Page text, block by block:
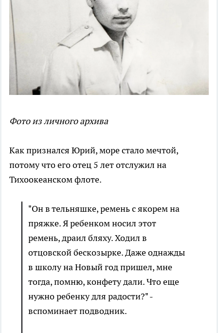
Фото из личного архива
Как признался Юрий, море стало мечтой,
потому что его отец 5 лет отслужил на
Тихоокеанском флоте.
"Он в тельняшке, ремень с якорем на
пряжке. Я ребенком носил этот
ремень, драил бляху. Ходил в
отцовской бескозырке. Даже однажды
в школу на Новый год пришел, мне
тогда, помню, конфету дали. Что еще
нужно ребенку для радости?" -
вспоминает подводник.